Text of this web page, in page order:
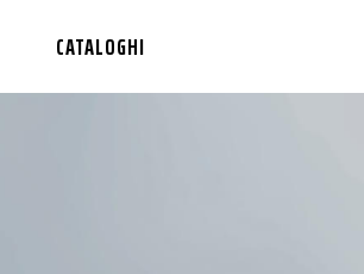
CATALOGHI